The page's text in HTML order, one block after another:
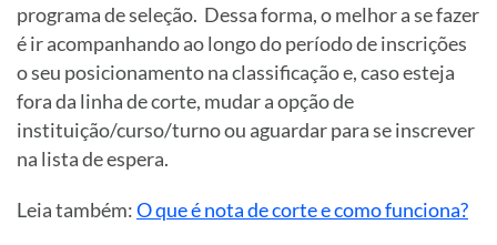
programa de seleção. Dessa forma, o melhor a se fazer
é ir acompanhando ao longo do período de inscrições
o seu posicionamento na classificação e, caso esteja
fora da linha de corte, mudar a opção de
instituição/curso/turno ou aguardar para se inscrever
na lista de espera.
Leia também:O que é nota de corte e como funciona?